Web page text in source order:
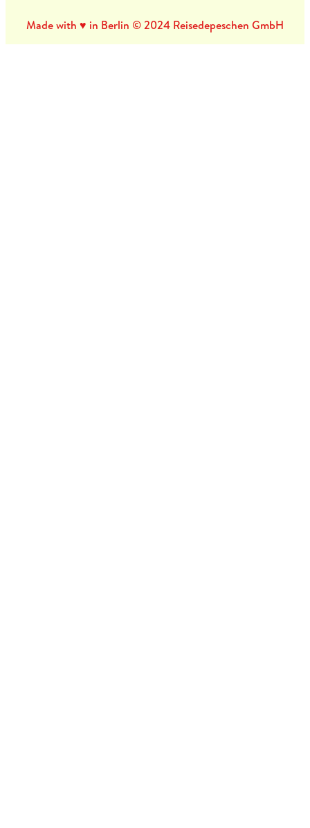
Made with ♥ in Berlin © 2024 Reisedepeschen GmbH